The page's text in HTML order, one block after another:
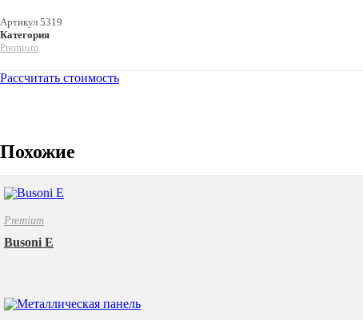
Артикул 5319
Категория
Premium
Рассчитать стоимость
Похожие
Premium
Busoni E